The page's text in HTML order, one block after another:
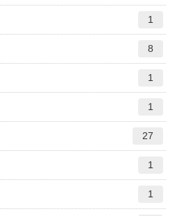
1
8
1
1
27
1
1